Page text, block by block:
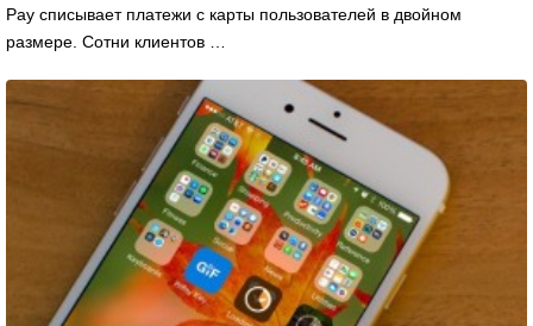
Pay списывает платежи с карты пользователей в двойном
размере. Сотни клиентов …